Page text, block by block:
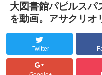
大図書館パピルスパ
を動画。アサクリオ
Twitter